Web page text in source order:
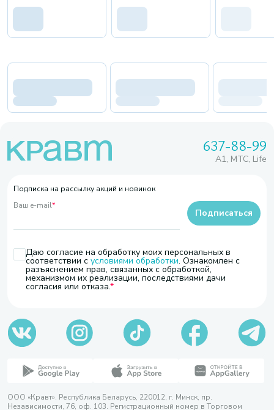
637-88-99
A1, МТС, Life
Подписка на рассылку акций и новинок
Ваш e-mail*
Даю согласие на обработку моих персональных в
соответствии с условиями обработки. Ознакомлен с
разъяснением прав, связанных с обработкой,
механизмом их реализации, последствиями дачи
согласия или отказа.
Подписаться
ООО «Кравт». Республика Беларусь, 220012, г. Минск, пр.
Независимости, 76, оф. 103. Регистрационный номер в Торговом